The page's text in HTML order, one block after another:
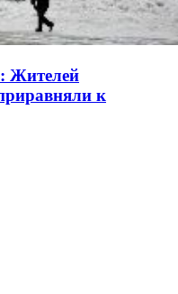
Жителей
к